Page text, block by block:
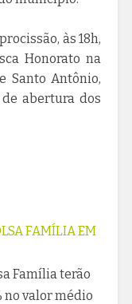
às 18h,
Honorato na
Santo Antônio,
abertura dos
FAMÍLIA EM
Família terão
no valor médio